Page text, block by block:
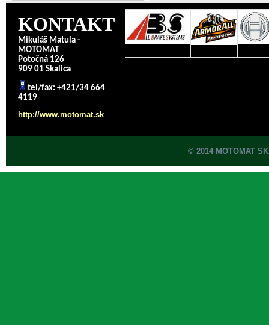
KONTAKT
Mikuláš Matula -
MOTOMAT
Potočná 126
909 01 Skalica
tel/fax: +421/34 664
4119
http://www.motomat.sk
© 2014